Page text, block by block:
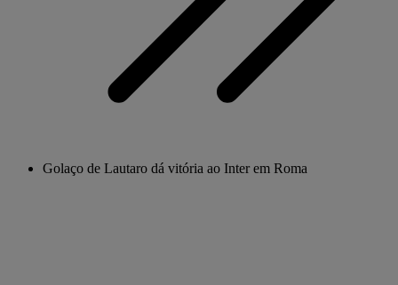
Golaço de Lautaro dá vitória ao Inter em Roma